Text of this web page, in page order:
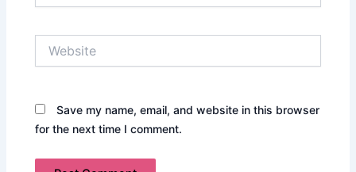
Save my name, email, and website in this browser
for the next time I comment.